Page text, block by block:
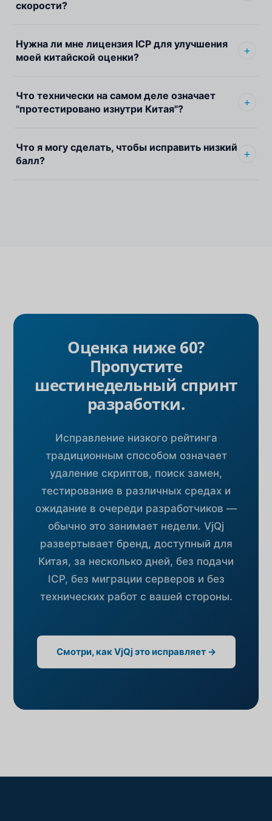
скорости?
Нужна ли мне лицензия ICP для улучшения
моей китайской оценки?
Что технически на самом деле означает
"протестировано изнутри Китая"?
Что я могу сделать, чтобы исправить низкий
балл?
Оценка ниже 60?
Пропустите
шестинедельный спринт
разработки.
Исправление низкого рейтинга
традиционным способом означает
удаление скриптов, поиск замен,
тестирование в различных средах и
ожидание в очереди разработчиков —
обычно это занимает недели. VjQj
развертывает бренд, доступный для
Китая, за несколько дней, без подачи
ICP, без миграции серверов и без
технических работ с вашей стороны.
Смотри, как VjQj это исправляет →